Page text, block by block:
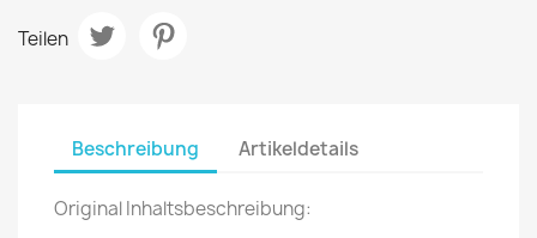
Teilen
Beschreibung Artikeldetails
Original Inhaltsbeschreibung: